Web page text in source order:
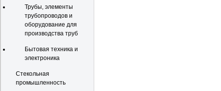
Трубы, элементы
трубопроводов и
оборудование для
производства труб
Бытовая техника и
электроника
Стекольная
промышленность